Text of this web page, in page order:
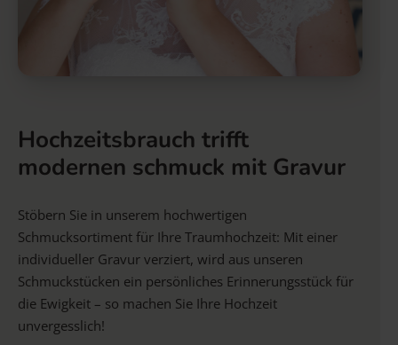
Hochzeitsbrauch trifft
modernen schmuck mit Gravur
Stöbern Sie in unserem hochwertigen
Schmucksortiment für Ihre Traumhochzeit: Mit einer
individueller Gravur verziert, wird aus unseren
Schmuckstücken ein persönliches Erinnerungsstück für
die Ewigkeit – so machen Sie Ihre Hochzeit
unvergesslich!